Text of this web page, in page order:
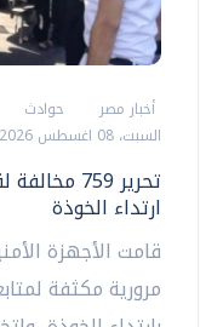
أخبار مصر
حوادث
السبت، 08 اغسطس 2026 08:58 ص
تحرير 759
ارتداء الخوذة
قامت الأجهزة
مرورية مكثفة